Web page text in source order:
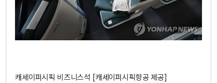
캐세이퍼시픽 비즈니스석 [캐세이퍼시픽항공 제공]